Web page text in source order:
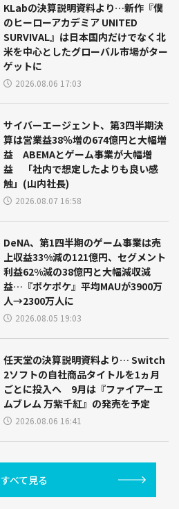
KLabの決算説明資料より…新作『僕
のヒーローアカデミア UNITED
SURVIVAL』は日本国内だけでなく北
米を中心としたグローバル市場がター
ゲットに
2026.08.06 17:03
サイバーエージェント、第3四半期決
算は営業益38％増の674億円と大幅増
益 ABEMAとゲーム事業が大幅増
益 「社内で想定したよりも良い感
触」(山内社長)
2026.08.07 16:58
DeNA、第1四半期のゲーム事業は売
上収益33%減の121億円、セグメント
利益62%減の38億円と大幅減収減
益…『ポケポケ』平均MAUが3900万
人→2300万人に
2026.08.05 19:03
任天堂の決算説明資料より… Switch
2ソフトの自社商品タイトルを1ヵ月
ごとに投入へ 9月は『ファイアーエ
ムブレム 万紫千紅』の発売を予定
2026.08.06 16:41
すべて見る